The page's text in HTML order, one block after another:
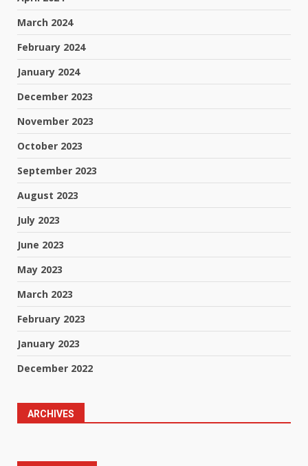
March 2024
February 2024
January 2024
December 2023
November 2023
October 2023
September 2023
August 2023
July 2023
June 2023
May 2023
March 2023
February 2023
January 2023
December 2022
ARCHIVES